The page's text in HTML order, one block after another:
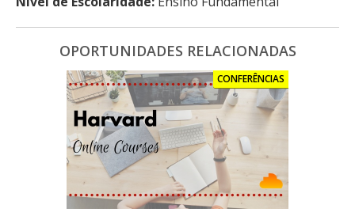
OPORTUNIDADES RELACIONADAS
CONFERÊNCIAS